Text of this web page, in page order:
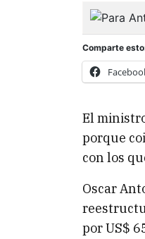
Comparte
El
porque
con los
Oscar
por US$